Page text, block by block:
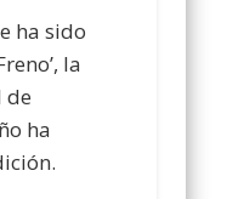
ha sido
la
de
ha